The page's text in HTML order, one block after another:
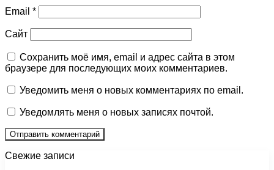
Email *
Сайт
Сохранить моё имя, email и адрес сайта в этом
браузере для последующих моих комментариев.
Уведомить меня о новых комментариях по email.
Уведомлять меня о новых записях почтой.
Свежие записи